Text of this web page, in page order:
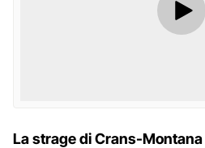
La strage di Crans-Montana